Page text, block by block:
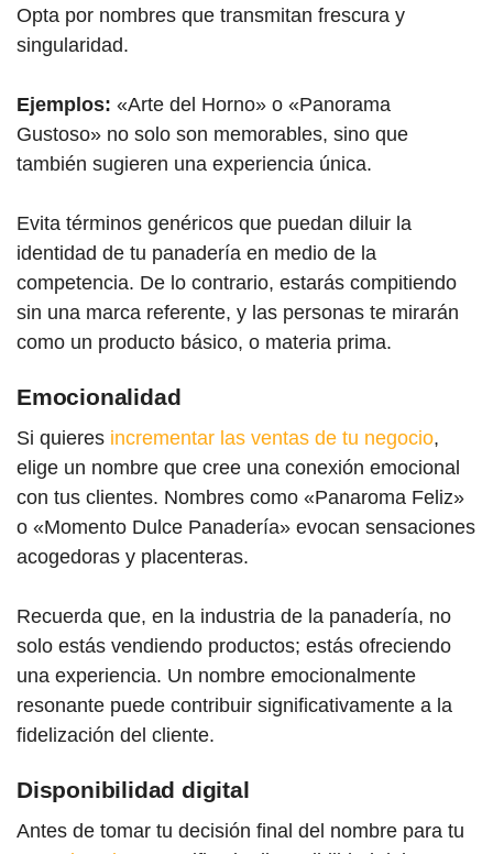
Opta por nombres que transmitan frescura y
singularidad.
Ejemplos: «Arte del Horno» o «Panorama
Gustoso» no solo son memorables, sino que
también sugieren una experiencia única.
Evita términos genéricos que puedan diluir la
identidad de tu panadería en medio de la
competencia. De lo contrario, estarás compitiendo
sin una marca referente, y las personas te mirarán
como un producto básico, o materia prima.
Emocionalidad
Si quieres incrementar las ventas de tu negocio,
elige un nombre que cree una conexión emocional
con tus clientes. Nombres como «Panaroma Feliz»
o «Momento Dulce Panadería» evocan sensaciones
acogedoras y placenteras.
Recuerda que, en la industria de la panadería, no
solo estás vendiendo productos; estás ofreciendo
una experiencia. Un nombre emocionalmente
resonante puede contribuir significativamente a la
fidelización del cliente.
Disponibilidad digital
Antes de tomar tu decisión final del nombre para tu